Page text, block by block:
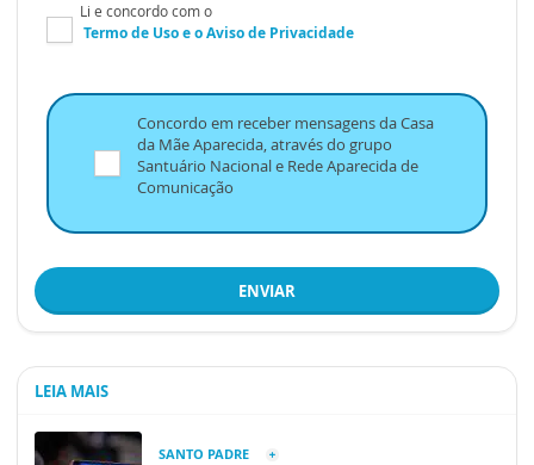
Li e concordo com o
Termo de Usoe oAviso de Privacidade
Concordo em receber mensagens da Casa
da Mãe Aparecida, através do grupo
Santuário Nacional e Rede Aparecida de
Comunicação
ENVIAR
LEIA MAIS
SANTO PADRE